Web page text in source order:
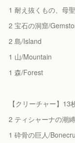
1 耐え抜くもの、母
2 宝石の洞窟/
2 島/Island
1 山/Mountain
1 森/Forest
【クリーチャー】13
2 ティシャーナの潮
1 砕骨の巨人/